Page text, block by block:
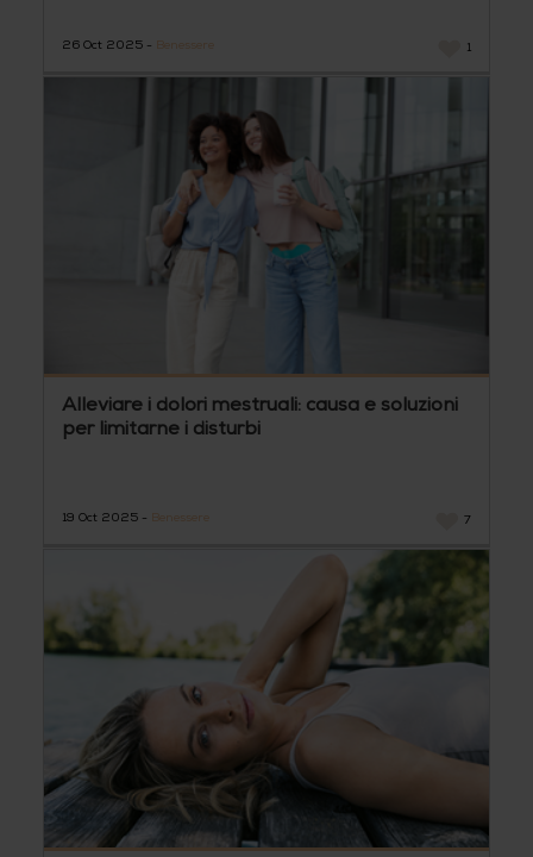
26 Oct 2025 - Benessere 1
Alleviare i dolori mestruali: causa e soluzioni
per limitarne i disturbi
19 Oct 2025 - Benessere 7